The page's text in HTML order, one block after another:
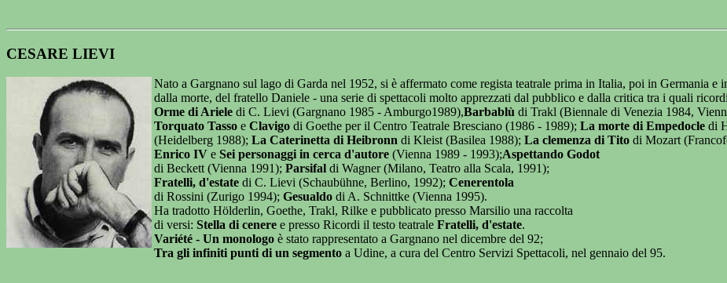
CESARE LIEVI
Nato a Gargnano sul lago di Garda nel 1952, si è affermato come regista teatrale prima in Italia, poi in Germania
dalla morte, del fratello Daniele - una serie di spettacoli molto apprezzati dal pubblico e dalla critica tra i quali
Orme di Ariele di C. Lievi (Gargnano 1985 - Amburgo1989),Barbablù di Trakl (Biennale di Venezia 1984,
Torquato Tasso e Clavigo di Goethe per il Centro Teatrale Bresciano (1986 - 1989); La morte di Empedocle di
(Heidelberg 1988); La Caterinetta di Heibronn di Kleist (Basilea 1988); La clemenza di Tito di Mozart
Enrico IV e Sei personaggi in cerca d'autore (Vienna 1989 - 1993);Aspettando Godot
di Beckett (Vienna 1991); Parsifal di Wagner (Milano, Teatro alla Scala, 1991);
Fratelli, d'estate di C. Lievi (Schaubühne, Berlino, 1992); Cenerentola
di Rossini (Zurigo 1994); Gesualdo di A. Schnittke (Vienna 1995).
Ha tradotto Hölderlin, Goethe, Trakl, Rilke e pubblicato presso Marsilio una raccolta
di versi: Stella di cenere e presso Ricordi il testo teatrale Fratelli, d'estate.
Variété - Un monologo è stato rappresentato a Gargnano nel dicembre del 92;
Tra gli infiniti punti di un segmento a Udine, a cura del Centro Servizi Spettacoli, nel gennaio del 95.